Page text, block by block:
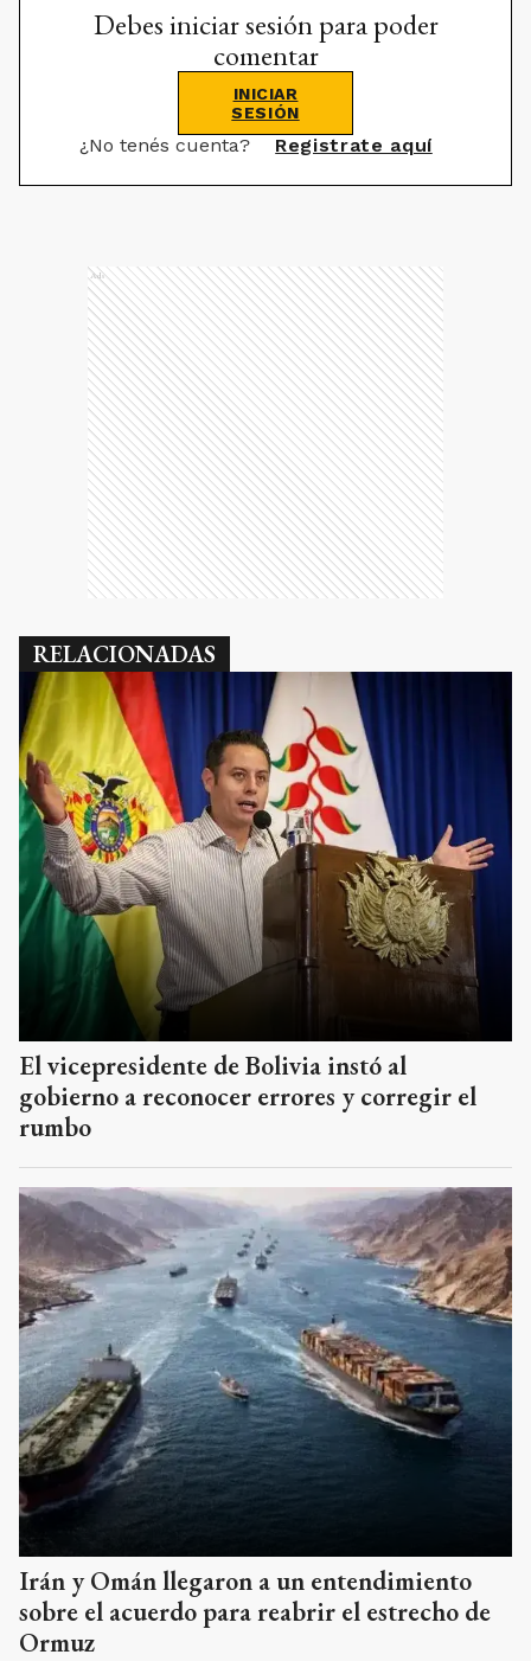
Debes iniciar sesión para poder
comentar
INICIAR
SESIÓN
¿No tenés cuenta? Registrate aquí
Ads
RELACIONADAS
El vicepresidente de Bolivia instó al
gobierno a reconocer errores y corregir el
rumbo
Irán y Omán llegaron a un entendimiento
sobre el acuerdo para reabrir el estrecho de
Ormuz